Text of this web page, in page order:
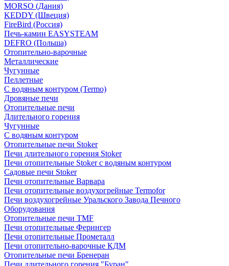
MORSO (Дания)
KEDDY (Швеция)
FireBird (Россия)
Печь-камин EASYSTEAM
DEFRO (Польша)
Отопительно-варочные
Металлические
Чугунные
Пеллетные
С водяным контуром (Termo)
Дровяные печи
Отопительные печи
Длительного горения
Чугунные
C водяным контуром
Отопительные печи Stoker
Печи длительного горения Stoker
Печи отопительные Stoker с водяным контуром
Садовые печи Stoker
Печи отопительные Варвара
Печи отопительные воздухогрейные Termofor
Печи воздухогрейные Уральского Завода Печного
Оборудования
Отопительные печи TMF
Печи отопительные Ферингер
Печи отопительные Прометалл
Печи отопительно-варочные КДМ
Отопительные печи Бренеран
Печи длительного горения "Буран"